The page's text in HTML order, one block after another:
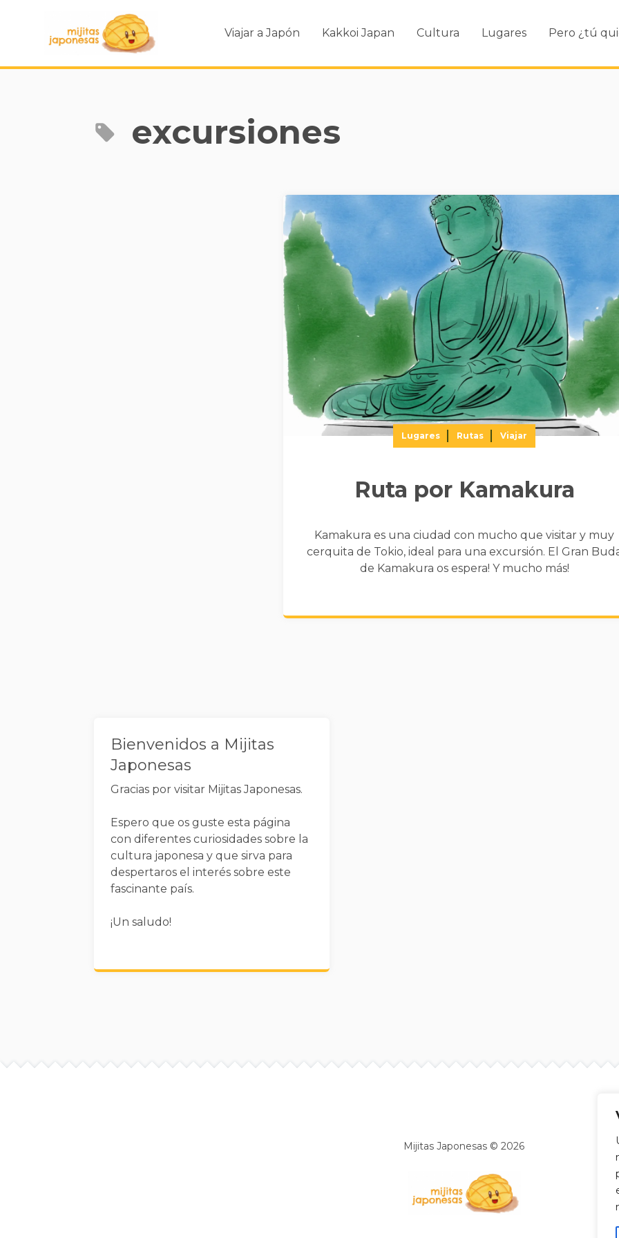
Viajar a Japón Kakkoi Japan Cultura Lugares Pero ¿tú
excursiones
Lugares Rutas Viajar
Ruta por Kamakura
Kamakura es una ciudad con mucho que visitar y muy
cerquita de Tokio, ideal para una excursión. El Gran
de Kamakura os espera! Y mucho más!
Bienvenidos a Mijitas
Japonesas
Gracias por visitar Mijitas Japonesas.
Espero que os guste esta página
con diferentes curiosidades sobre la
cultura japonesa y que sirva para
despertaros el interés sobre este
fascinante país.
¡Un saludo!
Site infoMijitas Japonesas © 2026